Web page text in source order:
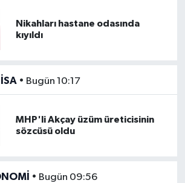
Nikahları hastane odasında
kıyıldı
• Bugün 10:17
MHP'li Akçay üzüm üreticisinin
sözcüsü oldu
• Bugün 09:56